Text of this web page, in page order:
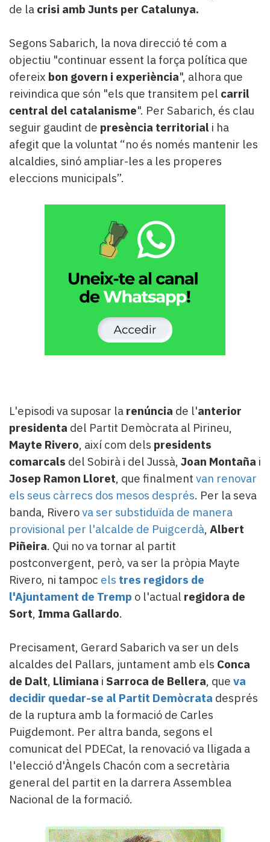
de la crisi amb Junts per Catalunya.
Segons Sabarich, la nova direcció té com a
objectiu "continuar essent la força política que
ofereix bon govern i experiència", alhora que
reivindica que són "els que transitem pel carril
central del catalanisme". Per Sabarich, és clau
seguir gaudint de presència territorial i ha
afegit que la voluntat “no és només mantenir les
alcaldies, sinó ampliar-les a les properes
eleccions municipals”.
L'episodi va suposar la renúncia de l'anterior
presidenta del Partit Demòcrata al Pirineu,
Mayte Rivero, així com dels presidents
comarcals del Sobirà i del Jussà, Joan Montaña i
Josep Ramon Lloret, que finalment van renovar
els seus càrrecs dos mesos després. Per la seva
banda, Riverova ser substiduïda de manera
provisional per l'alcalde de Puigcerdà, Albert
Piñeira. Qui no va tornar al partit
postconvergent, però, va ser la pròpia Mayte
Rivero, ni tampoc els tres regidors de
l'Ajuntament de Tremp o l'actual regidora de
Sort, Imma Gallardo.
Precisament, Gerard Sabarich va ser un dels
alcaldes del Pallars, juntament amb els Conca
de Dalt, Llimiana i Sarroca de Bellera, que va
decidir quedar-se al Partit Demòcrata després
de la ruptura amb la formació de Carles
Puigdemont. Per altra banda, segons el
comunicat del PDECat, la renovació va lligada a
l'elecció d'Àngels Chacón com a secretària
general del partit en la darrera Assemblea
Nacional de la formació.